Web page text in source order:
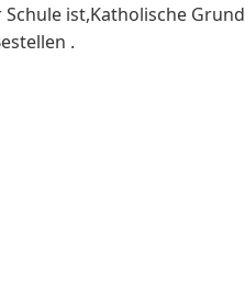
ist,Katholische
.